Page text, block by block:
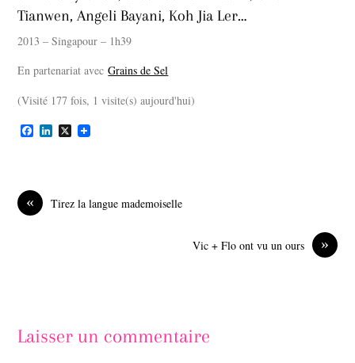
Tianwen, Angeli Bayani, Koh Jia Ler…
2013 – Singapour – 1h39
En partenariat avecGrains de Sel
(Visité 177 fois, 1 visite(s) aujourd'hui)
F
o
o
k
L
I
X
« Tirez la langue mademoiselle
»
Vic + Flo ont vu un ours
Laisser un commentaire